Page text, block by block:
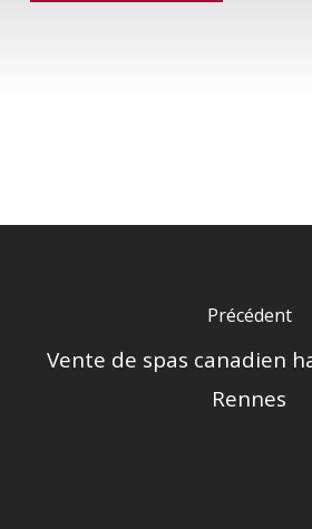
Précédent
Vente de spas canadien
Rennes